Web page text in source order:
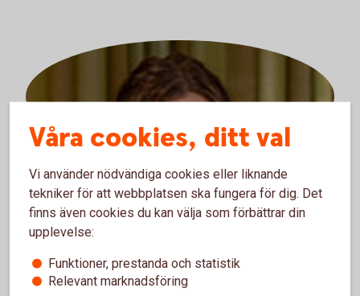
Isabelle Stjernfeldt
Bankjurist
0221-344 73
isabelle.stjernfeldt@sparbankenmalardalen.se
Våra cookies, ditt val
Vi använder nödvändiga cookies eller liknande
tekniker för att webbplatsen ska fungera för dig. Det
finns även cookies du kan välja som förbättrar din
upplevelse:
Funktioner, prestanda och statistik
Relevant marknadsföring